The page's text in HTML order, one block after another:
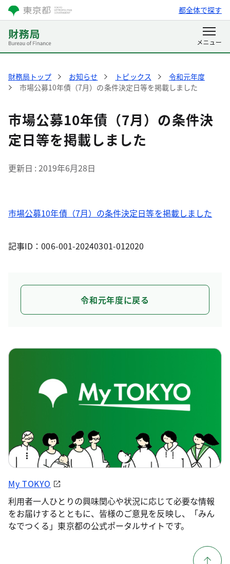
都全体で探す
財務局トップ お知らせ トピックス
令和元年度
市場公募10年債（7月）の条件決定日等を掲載しました
市場公募10年債（7月）の条件決
定日等を掲載しました
更新日 2019年6月28日
市場公募10年債（7月）の条件決定日等を掲載しました
記事ID：006-001-20240301-012020
令和元年度に戻る
My TOKYO
利用者一人ひとりの興味関心や状況に応じて必要な情報
をお届けするとともに、皆様のご意見を反映し、「みん
なでつくる」東京都の公式ポータルサイトです。